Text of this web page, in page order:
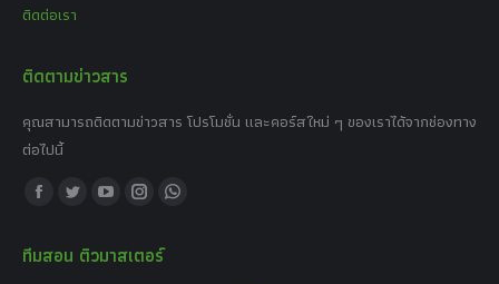
ติดต่อเรา
ติดตามข่าวสาร
คุณสามารถติดตามข่าวสาร โปรโมชั่น และคอร์สใหม่ ๆ ของเราได้จากช่องทาง
ต่อไปนี้
Find us on:
Facebook
opens
Twitter
opens
YouTube
opens
Instagram
opens
Whatsapp
ทีมสอน ติวมาสเตอร์